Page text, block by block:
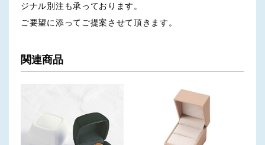
ジナル別注も承っております。
ご要望に添ってご提案させて頂きます。
関連商品